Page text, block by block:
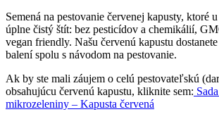
Semená na pestovanie červenej kapusty, ktoré
úplne čistý štít: bez pesticídov a chemikálií,
vegan friendly. Našu červenú kapustu
balení spolu s návodom na pestovanie.
Ak by ste mali záujem o celú pestovateľskú
obsahujúcu červenú kapustu, kliknite sem:
mikrozeleniny – Kapusta červená